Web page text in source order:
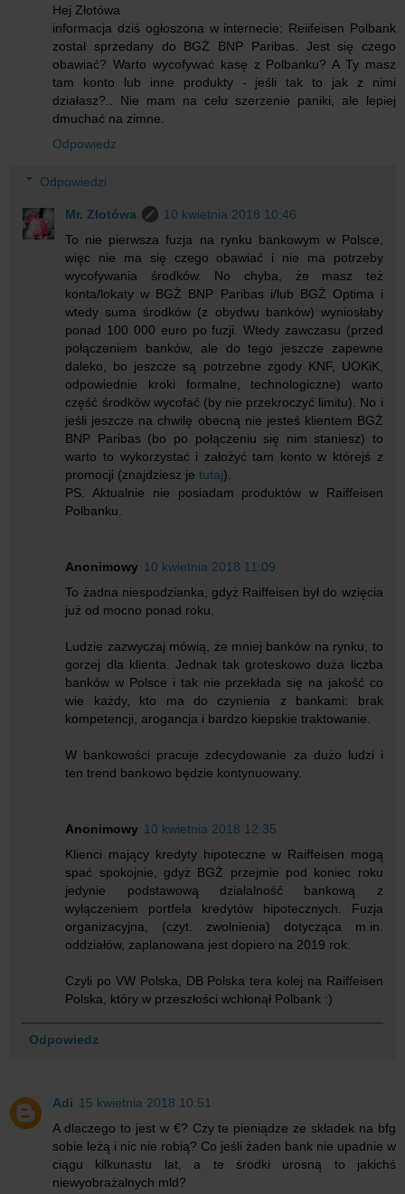
Hej Złotówa
informacja dziś ogłoszona w internecie: Reiifeisen Polbank
został sprzedany do BGŻ BNP Paribas. Jest się czego
obawiać? Warto wycofywać kasę z Polbanku? A Ty masz
tam konto lub inne produkty - jeśli tak to jak z nimi
działasz?.. Nie mam na celu szerzenie paniki, ale lepiej
dmuchać na zimne.
Odpowiedz
Odpowiedzi
Mr. Złotówa
10 kwietnia 2018 10:46
To nie pierwsza fuzja na rynku bankowym w Polsce,
więc nie ma się czego obawiać i nie ma potrzeby
wycofywania środków. No chyba, że masz też
konta/lokaty w BGŻ BNP Paribas i/lub BGŻ Optima i
wtedy suma środków (z obydwu banków) wyniosłaby
ponad 100 000 euro po fuzji. Wtedy zawczasu (przed
połączeniem banków, ale do tego jeszcze zapewne
daleko, bo jeszcze są potrzebne zgody KNF, UOKiK,
odpowiednie kroki formalne, technologiczne) warto
część środków wycofać (by nie przekroczyć limitu). No i
jeśli jeszcze na chwilę obecną nie jesteś klientem BGŻ
BNP Paribas (bo po połączeniu się nim staniesz) to
warto to wykorzystać i założyć tam konto w którejś z
promocji (znajdziesz jetutaj).
PS. Aktualnie nie posiadam produktów w Raiffeisen
Polbanku.
Anonimowy 10 kwietnia 2018 11:09
To żadna niespodzianka, gdyż Raiffeisen był do wzięcia
już od mocno ponad roku.
Ludzie zazwyczaj mówią, że mniej banków na rynku, to
gorzej dla klienta. Jednak tak groteskowo duża liczba
banków w Polsce i tak nie przekłada się na jakość co
wie każdy, kto ma do czynienia z bankami: brak
kompetencji, arogancja i bardzo kiepskie traktowanie.
W bankowości pracuje zdecydowanie za dużo ludzi i
ten trend bankowo będzie kontynuowany.
Anonimowy 10 kwietnia 2018 12:35
Klienci mający kredyty hipoteczne w Raiffeisen mogą
spać spokojnie, gdyż BGŻ przejmie pod koniec roku
jedynie podstawową działalność bankową z
wyłączeniem portfela kredytów hipotecznych. Fuzja
organizacyjna, (czyt. zwolnienia) dotycząca m.in.
oddziałów, zaplanowana jest dopiero na 2019 rok.
Czyli po VW Polska, DB Polska tera kolej na Raiffeisen
Polska, który w przeszłości wchłonął Polbank :)
Odpowiedz
Adi 15 kwietnia 2018 10:51
A dlaczego to jest w €? Czy te pieniądze ze składek na bfg
sobie leżą i nic nie robią? Co jeśli żaden bank nie upadnie w
ciągu kilkunastu lat, a te środki urosną to jakichś
niewyobrażalnych mld?